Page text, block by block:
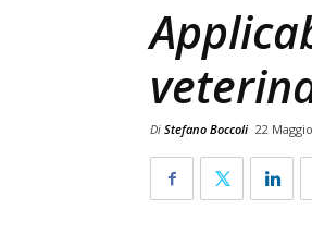
Di Stefano Boccoli 22